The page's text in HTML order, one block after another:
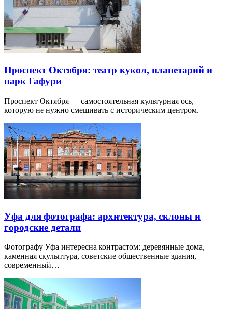
Проспект Октября: театр кукол, планетарий и
парк Гафури
Проспект Октября — самостоятельная культурная ось,
которую не нужно смешивать с историческим центром.
Уфа для фотографа: архитектура, склоны и
городские детали
Фотографу Уфа интересна контрастом: деревянные дома,
каменная скульптура, советские общественные здания,
современный…